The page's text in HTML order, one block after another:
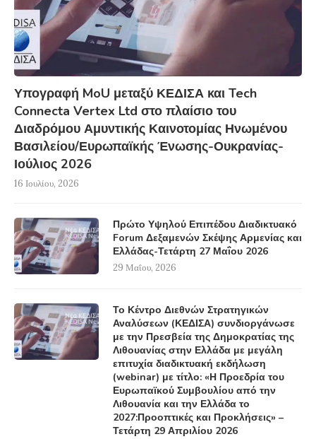
Υπογραφή MoU μεταξύ ΚΕΔΙΣΑ και Tech
Connecta Vertex Ltd στο πλαίσιο του
Διαδρόμου Αμυντικής Καινοτομίας Ηνωμένου
Βασιλείου/Ευρωπαϊκής Ένωσης-Ουκρανίας-
Ιούλιος 2026
16 Ιουλίου, 2026
Πρώτο Υψηλού Επιπέδου Διαδικτυακό
Forum Δεξαμενών Σκέψης Αρμενίας και
Ελλάδας-Τετάρτη 27 Μαΐου 2026
29 Μαΐου, 2026
Το Κέντρο Διεθνών Στρατηγικών
Αναλύσεων (ΚΕΔΙΣΑ) συνδιοργάνωσε
με την Πρεσβεία της Δημοκρατίας της
Λιθουανίας στην Ελλάδα με μεγάλη
επιτυχία διαδικτυακή εκδήλωση
(webinar) με τίτλο: «Η Προεδρία του
Ευρωπαϊκού Συμβουλίου από την
Λιθουανία και την Ελλάδα το
2027:Προοπτικές και Προκλήσεις» –
Τετάρτη 29 Απριλίου 2026